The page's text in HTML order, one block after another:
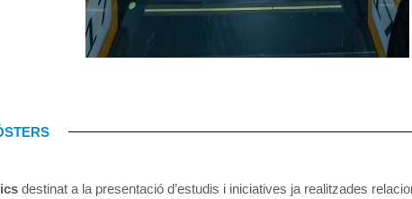
destinat a la presentació d’estudis i iniciatives ja realitzades